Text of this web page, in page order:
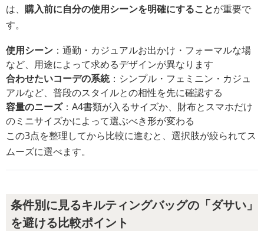
は、 購入前に自分の使用シーンを明確にすることが重要で
す。
使用シーン ：通勤・カジュアルお出かけ・フォーマルな場
など、用途によって求めるデザインが異なります
合わせたいコーデの系統：シンプル・フェミニン・カジュ
アルなど、普段のスタイルとの相性を先に確認する
容量のニーズ：A4書類が入るサイズか、財布とスマホだけ
のミニサイズかによって選ぶべき形が変わる
この3点を整理してから比較に進むと、選択肢が絞られてス
ムーズに選べます。
条件別に見るキルティングバッグの「ダサい」
を避ける比較ポイント